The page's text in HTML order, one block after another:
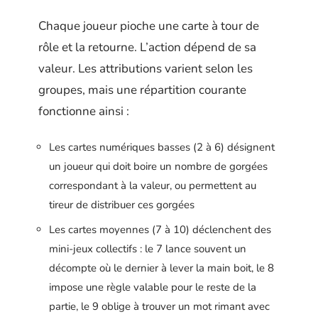
Chaque joueur pioche une carte à tour de
rôle et la retourne. L’action dépend de sa
valeur. Les attributions varient selon les
groupes, mais une répartition courante
fonctionne ainsi :
Les cartes numériques basses (2 à 6) désignent
un joueur qui doit boire un nombre de gorgées
correspondant à la valeur, ou permettent au
tireur de distribuer ces gorgées
Les cartes moyennes (7 à 10) déclenchent des
mini-jeux collectifs : le 7 lance souvent un
décompte où le dernier à lever la main boit, le 8
impose une règle valable pour le reste de la
partie, le 9 oblige à trouver un mot rimant avec